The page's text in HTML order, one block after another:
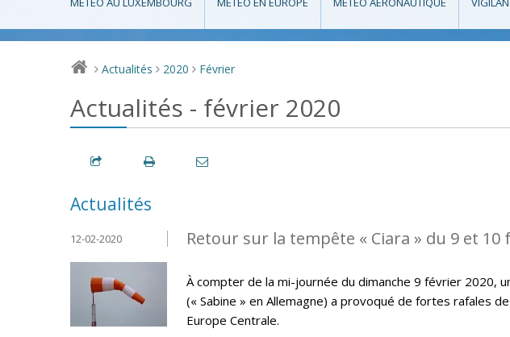
> Actualités > 2020 > Février
Actualités - février 2020
Actualités
Retour sur la tempête « Ciara » du 9 et 10
12-02-2020
À compter de la mi-journée du dimanche 9 février 2020,
(« Sabine » en Allemagne) a provoqué de fortes rafales
Europe Centrale.